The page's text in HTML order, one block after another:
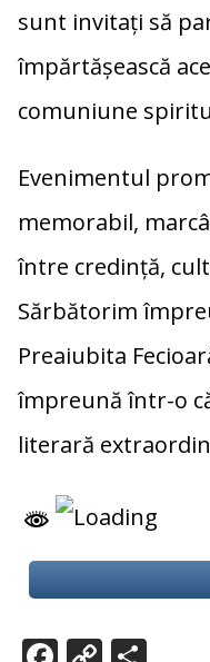
sunt invitați să
împărtășească
comuniune
Evenimentul
memorabil,
între credință,
Sărbătorim
Preaiubita
împreună într-o
literară